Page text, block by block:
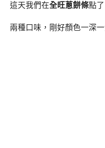
這天我們在全旺蔥餅條點了
兩種口味，剛好顏色一深